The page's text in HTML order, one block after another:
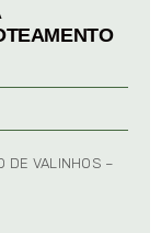
DE VALINHOS –